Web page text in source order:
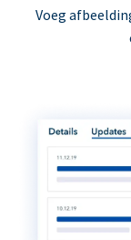
Voeg